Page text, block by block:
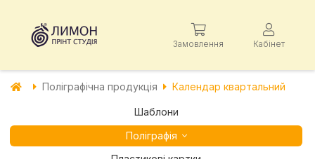
Замовлення Кабінет
Поліграфічна продукція Календар квартальний
Шаблони
Поліграфія